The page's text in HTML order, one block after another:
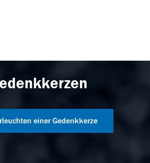
einer Gedenkkerze